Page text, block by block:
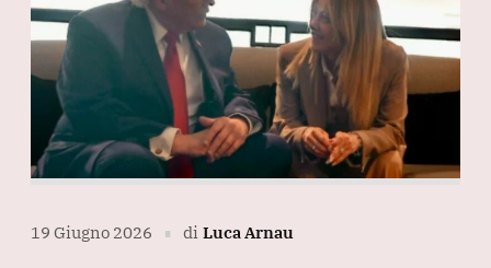
19 Giugno 2026 ∎ di Luca Arnau